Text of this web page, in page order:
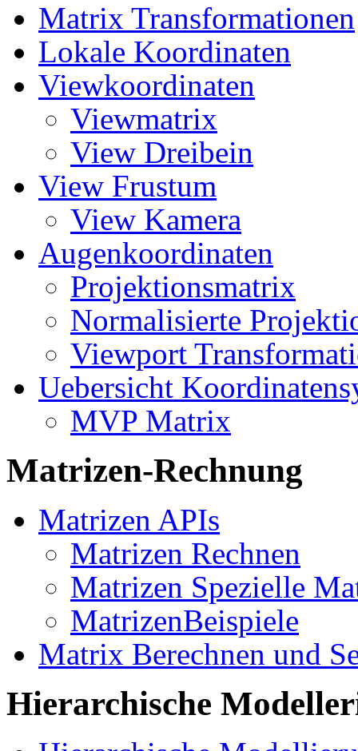
Matrix Transformationen
Lokale Koordinaten
Viewkoordinaten
Viewmatrix
View Dreibein
View Frustum
View Kamera
Augenkoordinaten
Projektionsmatrix
Normalisierte
Viewport
Uebersicht
MVP Matrix
Matrizen-Rechnung
Matrizen APIs
Matrizen Rechnen
Matrizen Spezielle
MatrizenBeispiele
Matrix Berechnen und
Hierarchische